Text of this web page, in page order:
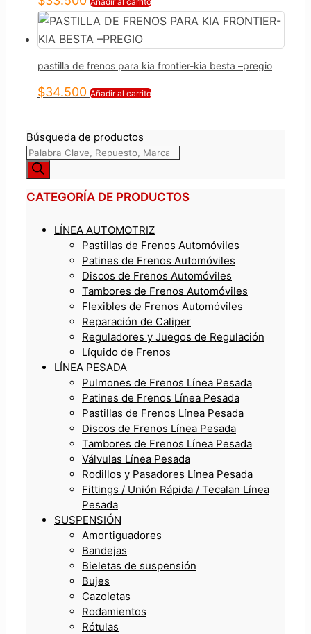
pastilla de frenos para kia frontier-kia besta –pregio
$34.500 Añadir al carrito
Búsqueda de productos
CATEGORÍA DE PRODUCTOS
LÍNEA AUTOMOTRIZ
Pastillas de Frenos Automóviles
Patines de Frenos Automóviles
Discos de Frenos Automóviles
Tambores de Frenos Automóviles
Flexibles de Frenos Automóviles
Reparación de Caliper
Reguladores y Juegos de Regulación
Líquido de Frenos
LÍNEA PESADA
Pulmones de Frenos Línea Pesada
Patines de Frenos Línea Pesada
Pastillas de Frenos Línea Pesada
Discos de Frenos Línea Pesada
Tambores de Frenos Línea Pesada
Válvulas Línea Pesada
Rodillos y Pasadores Línea Pesada
Fittings / Unión Rápida / Tecalan Línea
Pesada
SUSPENSIÓN
Amortiguadores
Bandejas
Bieletas de suspensión
Bujes
Cazoletas
Rodamientos
Rótulas